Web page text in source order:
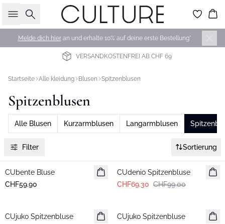
Suche
Melde dich hieran und erhalte 10% auf deine erste Bestellung*
VERSANDKOSTENFREI AB CHF 69
Startseite Alle kleidung Blusen Spitzenblusen
Spitzenblusen
Alle Blusen Kurzarmblusen Langarmblusen
Filter Sortierung
Neuheiten
CUbente Bluse
CHF59.90
CUdenio Spitzenbluse
CHF69.30 CHF99.00
CUjuko Spitzenbluse
CUjuko Spitzenbluse